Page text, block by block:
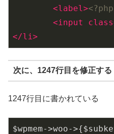
<label><?php
<input class
</li>
次に、1247行目を修正する
1247行目に書かれている
$wpmem->woo-